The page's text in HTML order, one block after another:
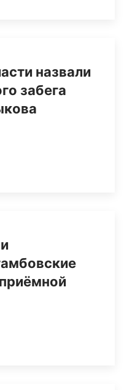
назвали
забега